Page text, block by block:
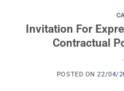
Invitation For
Contractual
POSTED ON22/04/